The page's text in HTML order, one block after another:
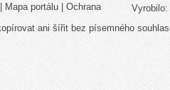
Vyrobilo:
Mapa portálu | Ochrana
ani šířit bez písemného